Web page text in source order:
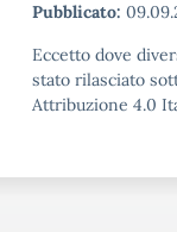
Pubblicato:
Eccetto dove
stato rilasciato
Attribuzione 4.0